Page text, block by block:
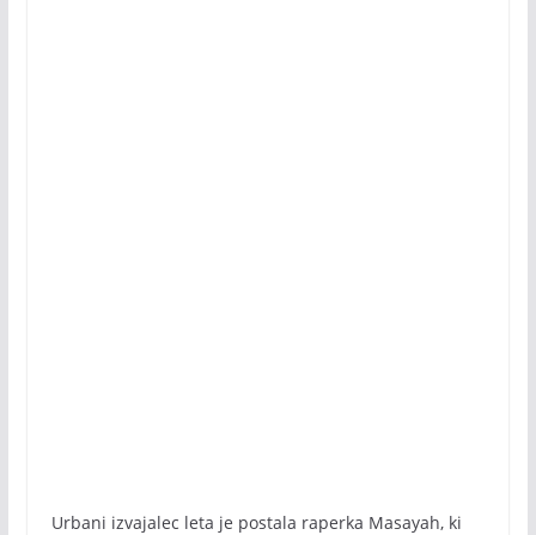
Urbani izvajalec leta je postala raperka Masayah, ki